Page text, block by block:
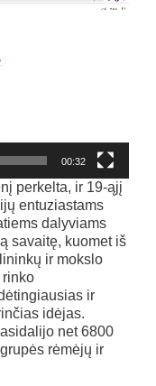
00:32
perkelta, ir 19-ąjį
entuziastams
dalyviams
savaitę, kuomet iš
ir mokslo
rinko
ir
idėjas.
net 6800
rėmėjų ir